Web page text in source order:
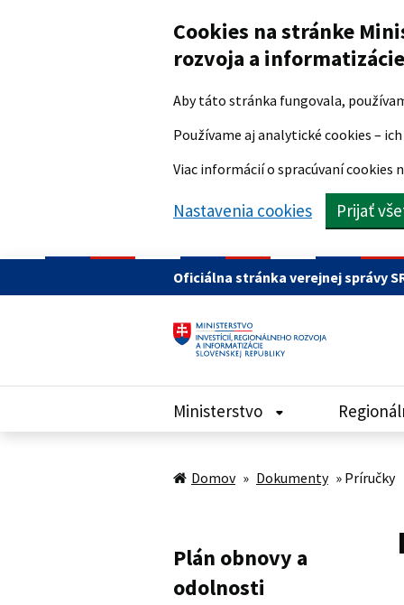
Cookies na stránke
rozvoja a
Aby táto stránka fungovala,
Používame aj analytické cookies –
Viac informácií o spracúvaní cookies
Nastavenia cookies Prijať
Oficiálna stránka verejnej správy
Ministerstvo
Domov » Dokumenty » Príručky
Plán obnovy a
odolnosti